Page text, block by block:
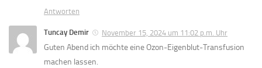
Antworten
Tuncay Demir November 15, 2024 um 11:02 p.m. Uhr
Guten Abend ich möchte eine Ozon-Eigenblut-Transfusion
machen lassen.